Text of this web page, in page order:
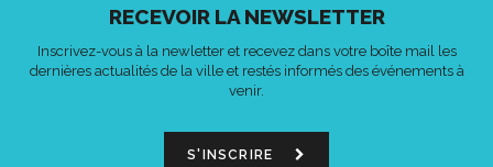
RECEVOIR LA NEWSLETTER
Inscrivez-vous à la newletter et recevez dans votre boîte mail les
dernières actualités de la ville et restés informés des événements à
venir.
S'INSCRIRE